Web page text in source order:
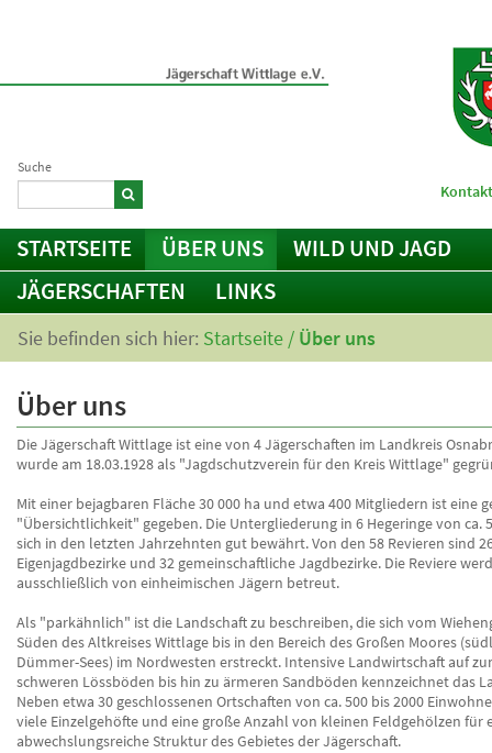
Suche
STARTSEITE ÜBER UNS
WILD UND JAGD
JÄGERSCHAFTEN
LINKS
Sie befinden sich hier: Startseite / Über uns
Über uns
Die Jägerschaft Wittlage ist eine von 4 Jägerschaften im Landkreis
wurde am 18.03.1928 als "Jagdschutzverein für den Kreis Wittlage"
Mit einer bejagbaren Fläche 30 000 ha und etwa 400 Mitgliedern ist eine
"Übersichtlichkeit" gegeben. Die Untergliederung in 6 Hegeringe von ca.
sich in den letzten Jahrzehnten gut bewährt. Von den 58 Revieren sind
Eigenjagdbezirke und 32 gemeinschaftliche Jagdbezirke. Die Reviere
ausschließlich von einheimischen Jägern betreut.
Als "parkähnlich" ist die Landschaft zu beschreiben, die sich vom
Süden des Altkreises Wittlage bis in den Bereich des Großen Moores
Dümmer-Sees) im Nordwesten erstreckt. Intensive Landwirtschaft auf
schweren Lössböden bis hin zu ärmeren Sandböden kennzeichnet das
Neben etwa 30 geschlossenen Ortschaften von ca. 500 bis 2000
viele Einzelgehöfte und eine große Anzahl von kleinen Feldgehölzen für
abwechslungsreiche Struktur des Gebietes der Jägerschaft.